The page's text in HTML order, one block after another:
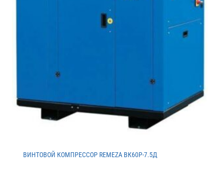
ВИНТОВОЙ КОМПРЕССОР REMEZA ВК60Р-7.5Д